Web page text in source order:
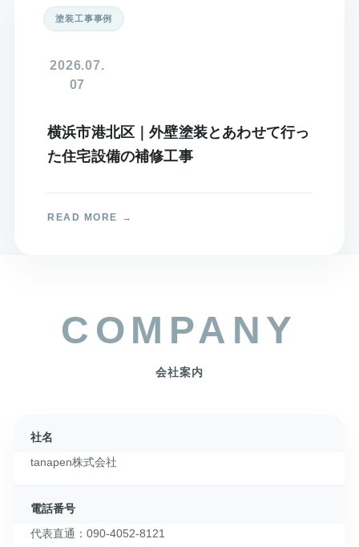
塗装工事事例
2026.07.
07
横浜市港北区｜外壁塗装とあわせて行っ
た住宅設備の補修工事
社名
tanapen株式会社
電話番号
代表直通：090-4052-8121